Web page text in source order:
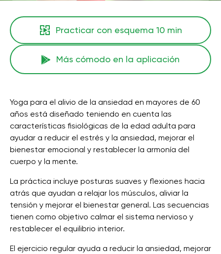
Practicar con esquema 10 min
Más cómodo en la aplicación
Yoga para el alivio de la ansiedad en mayores de 60
años está diseñado teniendo en cuenta las
características fisiológicas de la edad adulta para
ayudar a reducir el estrés y la ansiedad, mejorar el
bienestar emocional y restablecer la armonía del
cuerpo y la mente.
La práctica incluye posturas suaves y flexiones hacia
atrás que ayudan a relajar los músculos, aliviar la
tensión y mejorar el bienestar general. Las secuencias
tienen como objetivo calmar el sistema nervioso y
restablecer el equilibrio interior.
El ejercicio regular ayuda a reducir la ansiedad, mejorar